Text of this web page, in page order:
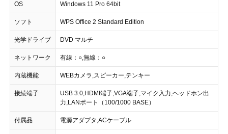
OS Windows 11 Pro 64bit
ソフト WPS Office 2 Standard Edition
光学ドライブ DVD マルチ
ネットワーク 有線：○,無線：○
内蔵機能 WEBカメラ,スピーカー,テンキー
接続端子
USB 3.0,HDMI端子,VGA端子,マイク入力,ヘッドホン出
力,LANポート（100/1000 BASE）
付属品 電源アダプタ,ACケーブル